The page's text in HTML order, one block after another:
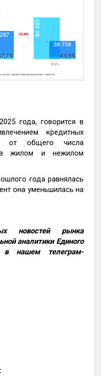
года, говорится в
кредитных
от общего числа
в жилом и нежилом
года равнялась
она уменьшилась на
новостей рынка
аналитики Единого
в нашем телеграм-